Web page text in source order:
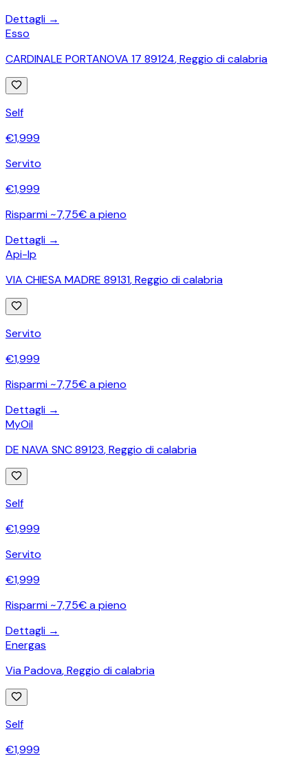
Dettagli →
Esso
CARDINALE PORTANOVA 17 89124,Reggio di calabria
Self
€1,999
Servito
€1,999
Risparmi ~7,75€ a pieno
Dettagli →
Api-Ip
VIA CHIESA MADRE 89131,Reggio di calabria
Servito
€1,999
Risparmi ~7,75€ a pieno
Dettagli →
MyOil
DE NAVA SNC 89123,Reggio di calabria
Self
€1,999
Servito
€1,999
Risparmi ~7,75€ a pieno
Dettagli →
Energas
Via Padova,Reggio di calabria
Self
€1,999